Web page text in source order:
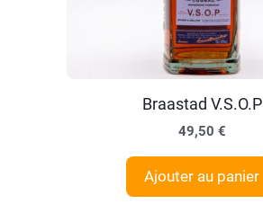
Braastad V.S.O.P
49,50 €
Ajouter au panier